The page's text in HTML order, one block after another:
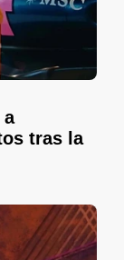
a
tras la